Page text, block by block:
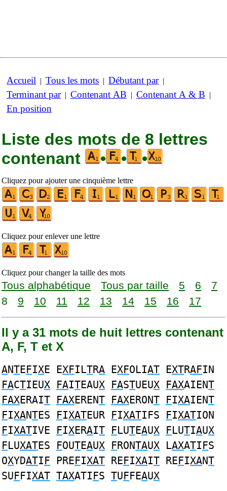
Accueil | Tous les mots | Débutant par|
Terminant par| Contenant AB | Contenant A & B |
En position
Liste des mots de 8 lettres
contenant
• • •
Cliquez pour ajouter une cinquième lettre
Cliquez pour enlever une lettre
Cliquez pour changer la taille des mots
Tous alphabétique Tous par taille 5 6
7
8
9 10 11 12 13 14 15 16 17
Il y a 31 mots de huit lettres contenant
A, F, T et X
ANTEFIXE EXFILTRA EXFOLIAT EXTRAFIN
FACTIEUX FAITEAUX FASTUEUX FAXAIENT
FAXERAIT FAXERENT FAXERONT FIXAIENT
FIXANTES FIXATEUR FIXATIFS FIXATION
FIXATIVE FIXERAIT FLUTEAUX FLUTIAUX
FLUXATES FOUTEAUX FRONTAUX LAXATIFS
OXYDATIF PREFIXAT REFIXAIT REFIXANT
SUFFIXAT TAXATIFS TUFFEAUX